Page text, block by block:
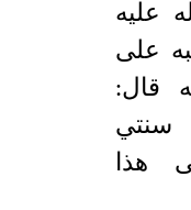
عليه
على
قال:
هذا